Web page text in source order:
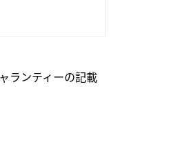
ランティーの記載